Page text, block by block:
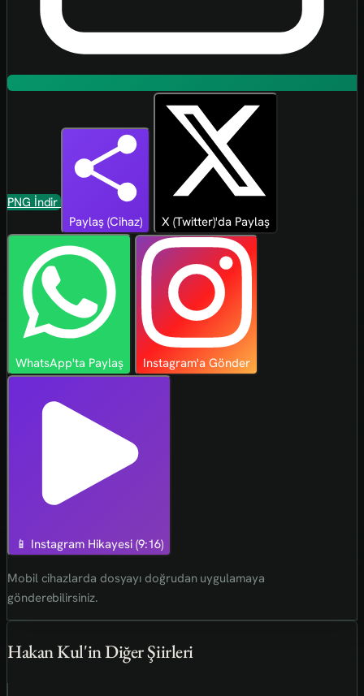
PNG İndir
Paylaş (Cihaz)
X (Twitter)'da Paylaş
WhatsApp'ta Paylaş Instagram'a Gönder
📱 Instagram Hikayesi (9:16)
Mobil cihazlarda dosyayı doğrudan uygulamaya
gönderebilirsiniz.
Hakan Kul'in Diğer Şiirleri